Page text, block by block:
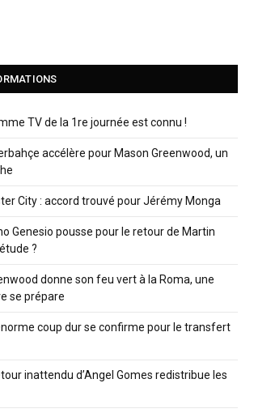
TV de la 1re journée est connu !
accélère pour Mason Greenwood, un
City : accord trouvé pour Jérémy Monga
Genesio pousse pour le retour de Martin
?
donne son feu vert à la Roma, une
se prépare
coup dur se confirme pour le transfert
inattendu d’Angel Gomes redistribue les